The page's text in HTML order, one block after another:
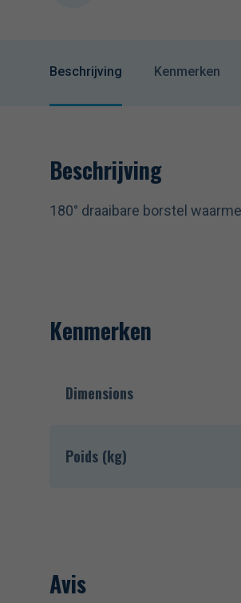
Beschrijving Kenmerken
Beschrijving
180° draaibare borstel
Kenmerken
Dimensions
Poids (kg)
Avis